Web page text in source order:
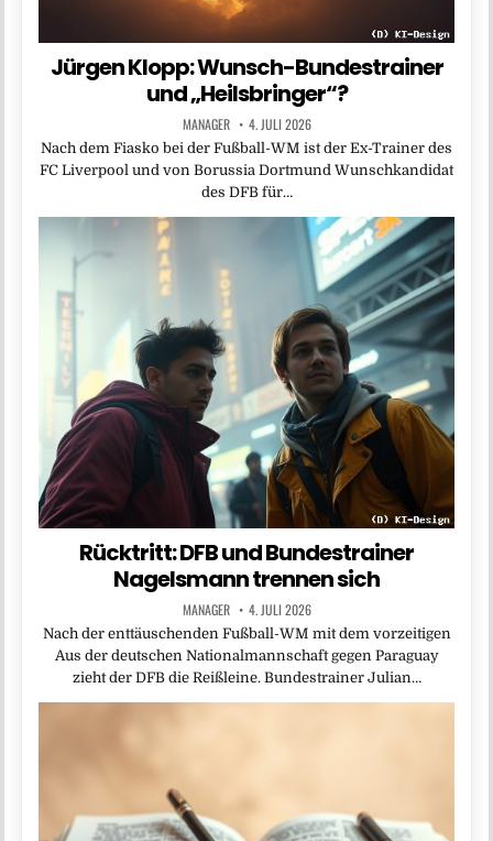
Jürgen Klopp: Wunsch-Bundestrainer
und „Heilsbringer“?
MANAGER 4. JULI 2026
Nach dem Fiasko bei der Fußball-WM ist der Ex-Trainer des
FC Liverpool und von Borussia Dortmund Wunschkandidat
des DFB für…
Rücktritt: DFB und Bundestrainer
Nagelsmann trennen sich
MANAGER 4. JULI 2026
Nach der enttäuschenden Fußball-WM mit dem vorzeitigen
Aus der deutschen Nationalmannschaft gegen Paraguay
zieht der DFB die Reißleine. Bundestrainer Julian…